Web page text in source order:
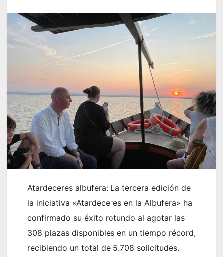
Atardeceres albufera: La tercera edición de
la iniciativa «Atardeceres en la Albufera» ha
confirmado su éxito rotundo al agotar las
308 plazas disponibles en un tiempo récord,
recibiendo un total de 5.708 solicitudes.